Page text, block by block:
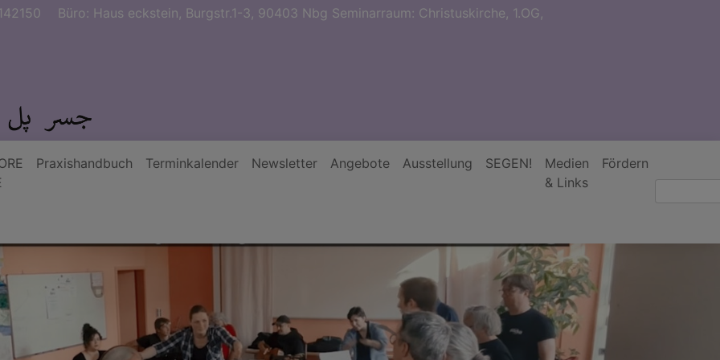
Büro: Haus eckstein, Burgstr.1-3, 90403 Nbg Seminarraum: Christuskirche, 1.OG,
Praxishandbuch Terminkalender Newsletter Angebote Ausstellung SEGEN!
Medien
& Links
Fördern